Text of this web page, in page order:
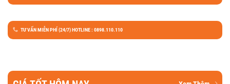
TƯ VẤN MIỄN PHÍ (24/7) HOTLINE : 0898.110.110